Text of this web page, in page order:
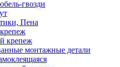
гвозди
Пена
крепеж
монтажные детали